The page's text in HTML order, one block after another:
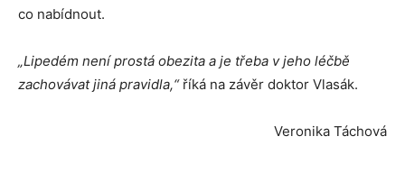
co nabídnout.
„Lipedém není prostá obezita a je třeba v jeho léčbě
zachovávat jiná pravidla,“ říká na závěr doktor Vlasák.
Veronika Táchová